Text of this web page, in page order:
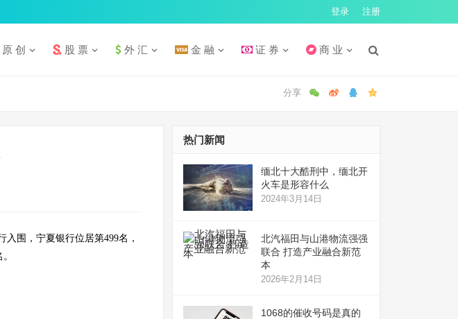
登录 注册
原 创 股 票 外 汇 金 融 证 券 商 业
入围，宁夏银行位居第499名，
热门新闻
缅北十大酷刑中，缅北开
火车是形容什么
2024年3月14日
北汽福田与山港物流强强
联合 打造产业融合新范
本
2026年2月14日
1068的催收号码是真的